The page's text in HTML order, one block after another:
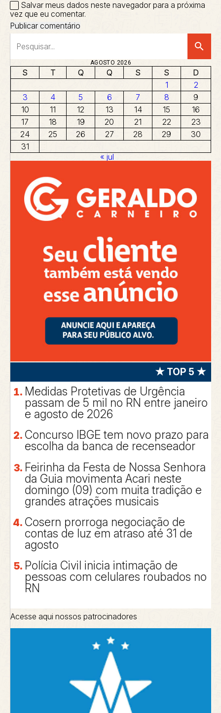
Salvar meus dados neste navegador para a próxima
vez que eu comentar.
search
AGOSTO 2026
S T Q Q S S
D
1
2
3
4 5 6 7 8
9
10
11 12 13 14 15
16
17
18 19 20 21 22
23
24
25 26 27 28 29
30
31
« jul
★ TOP 5 ★
Medidas Protetivas de Urgência
passam de 5 mil no RN entre janeiro
e agosto de 2026
Concurso IBGE tem novo prazo para
escolha da banca de recenseador
Feirinha da Festa de Nossa Senhora
da Guia movimenta Acari neste
domingo (09) com muita tradição e
grandes atrações musicais
Cosern prorroga negociação de
contas de luz em atraso até 31 de
agosto
Polícia Civil inicia intimação de
pessoas com celulares roubados no
RN
Acesse aqui nossos patrocinadores